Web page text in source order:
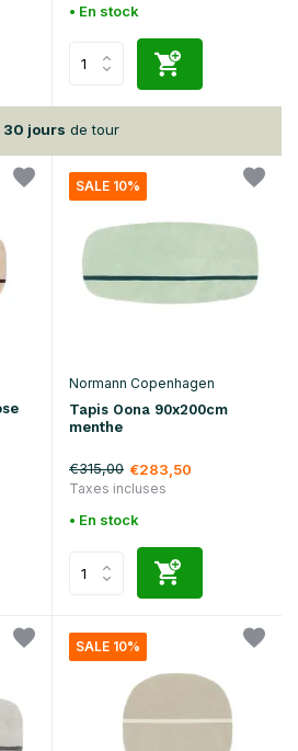
• En stock
30 jours de tour
SALE 10%
Normann Copenhagen
Tapis Oona 90x200cm
menthe
€315,00 €283,50
Taxes incluses
• En stock
SALE 10%